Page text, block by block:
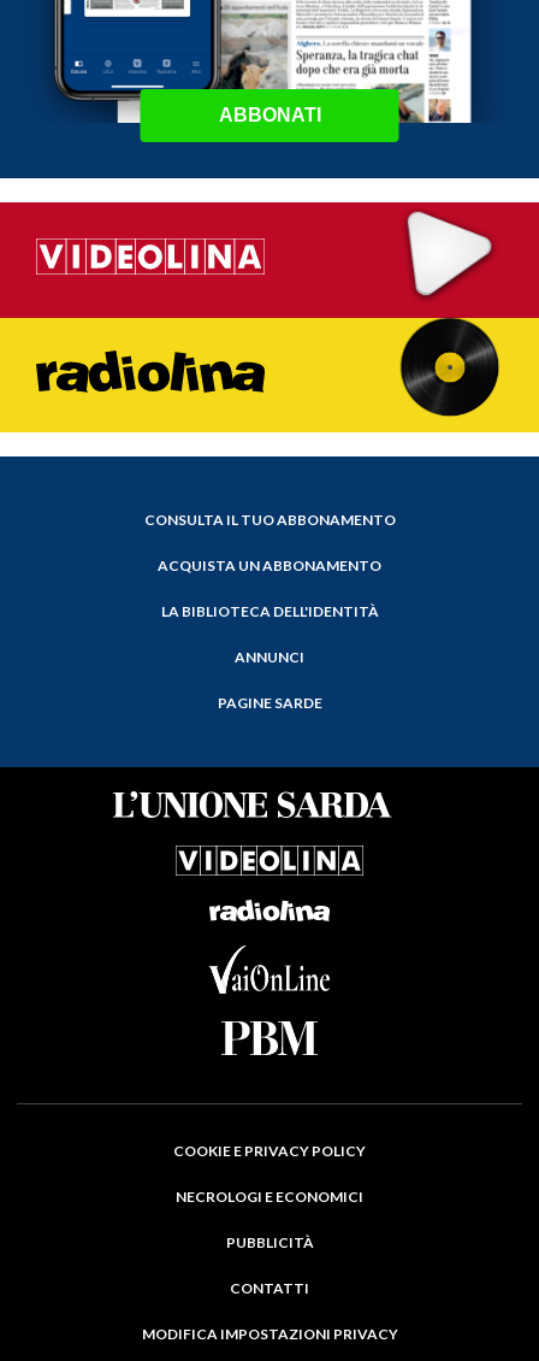
ABBONATI
CONSULTA IL TUO ABBONAMENTO
ACQUISTA UN ABBONAMENTO
LA BIBLIOTECA DELL'IDENTITÀ
ANNUNCI
PAGINE SARDE
COOKIE E PRIVACY POLICY
NECROLOGI E ECONOMICI
PUBBLICITÀ
CONTATTI
MODIFICA IMPOSTAZIONI PRIVACY